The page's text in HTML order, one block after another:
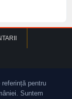
pentru
Suntem